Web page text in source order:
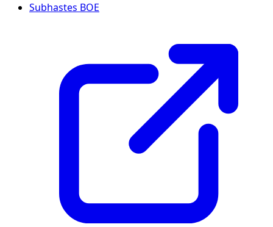
Subhastes BOE